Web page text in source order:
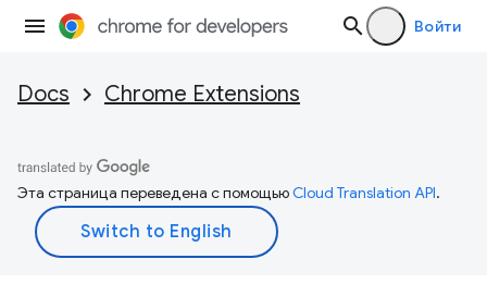
Войти
Docs Chrome Extensions
Эта страница переведена с помощьюCloud Translation API.